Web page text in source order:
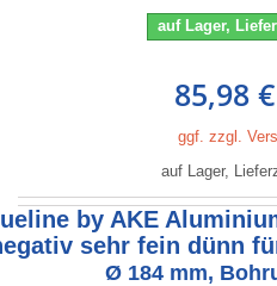
auf Lager,
85,98 €
ggf. zzgl.
auf Lager,
by AKE
sehr fein dünn
Ø 184 mm,